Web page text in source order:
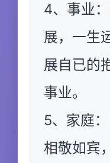
4、事业
展，一生
展自已的
事业。
5、家庭
相敬如宾